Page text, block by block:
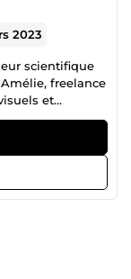
2023
scientifique
Amélie, freelance
et
en
sens du détail
maman pour
ma vie
clarté,
page). 👉Je